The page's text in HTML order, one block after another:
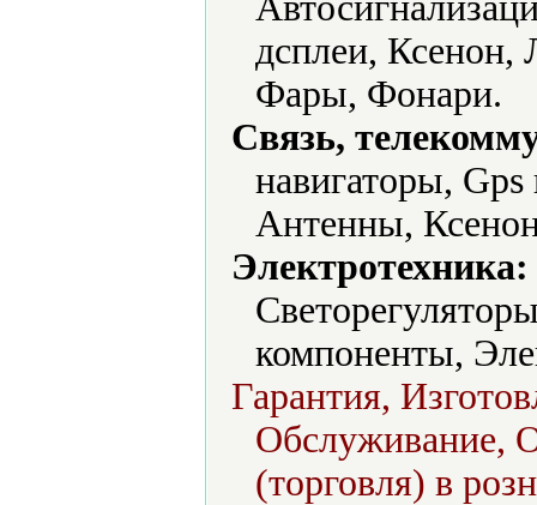
дсплеи, Ксенон,
Фары, Фонари.
Связь,
навигаторы,
Антенны,
Электротехника:
компоненты,
Гарантия,
Обслуживание,
(торговля) в